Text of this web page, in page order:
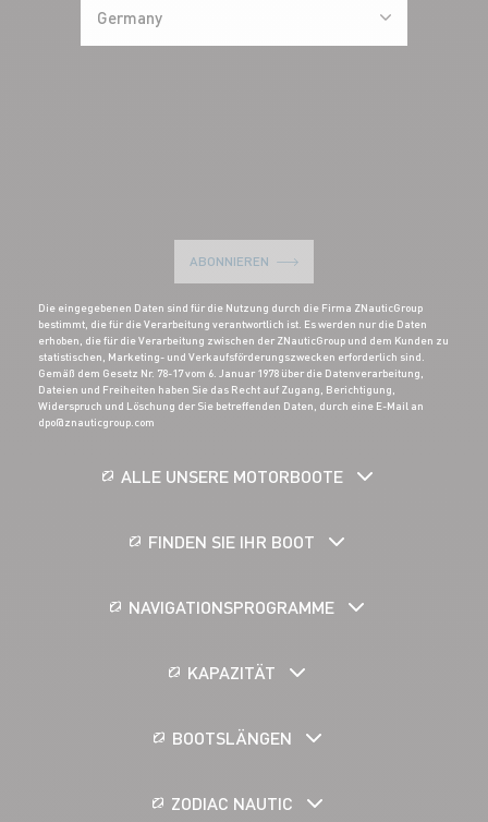
Germany
ABONNIEREN
Die eingegebenen Daten sind für die Nutzung durch die Firma ZNauticGroup
bestimmt, die für die Verarbeitung verantwortlich ist. Es werden nur die Daten
erhoben, die für die Verarbeitung zwischen der ZNauticGroup und dem Kunden zu
statistischen, Marketing- und Verkaufsförderungszwecken erforderlich sind.
Gemäß dem Gesetz Nr. 78-17 vom 6. Januar 1978 über die Datenverarbeitung,
Dateien und Freiheiten haben Sie das Recht auf Zugang, Berichtigung,
Widerspruch und Löschung der Sie betreffenden Daten, durch eine E-Mail an
dpo@znauticgroup.com
ALLE UNSERE MOTORBOOTE
FINDEN SIE IHR BOOT
NAVIGATIONSPROGRAMME
KAPAZITÄT
BOOTSLÄNGEN
ZODIAC NAUTIC